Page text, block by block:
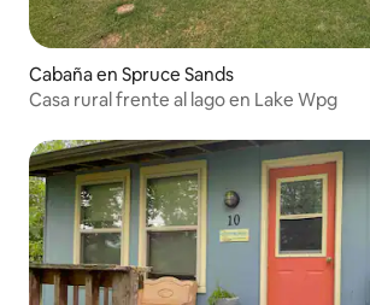
Cabaña en Spruce Sands
Casa rural frente al lago en Lake Wpg